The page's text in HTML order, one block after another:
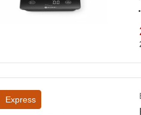
Express